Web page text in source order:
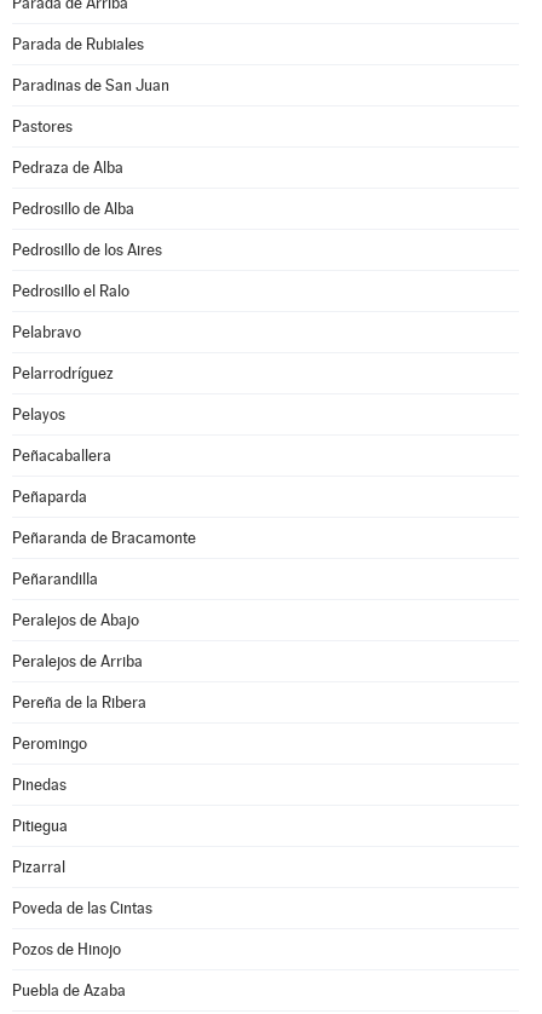
Parada de Rubiales
Paradinas de San Juan
Pastores
Pedraza de Alba
Pedrosillo de Alba
Pedrosillo de los Aires
Pedrosillo el Ralo
Pelabravo
Pelarrodríguez
Pelayos
Peñacaballera
Peñaparda
Peñaranda de Bracamonte
Peñarandilla
Peralejos de Abajo
Peralejos de Arriba
Pereña de la Ribera
Peromingo
Pinedas
Pitiegua
Pizarral
Poveda de las Cintas
Pozos de Hinojo
Puebla de Azaba